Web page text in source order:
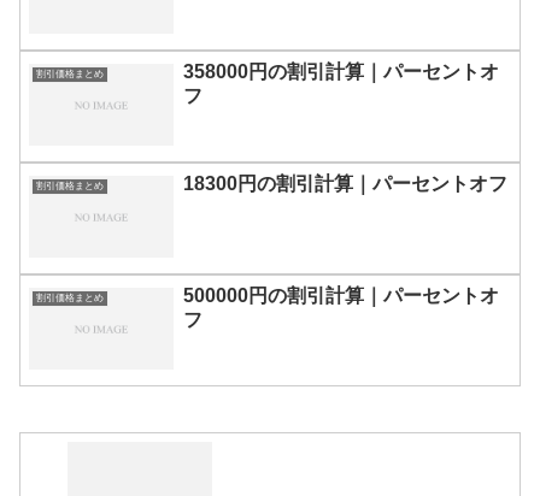
割引価格まとめ
358000円の割引計算｜パーセントオ
フ
割引価格まとめ 18300円の割引計算｜パーセントオフ
割引価格まとめ
500000円の割引計算｜パーセントオ
フ